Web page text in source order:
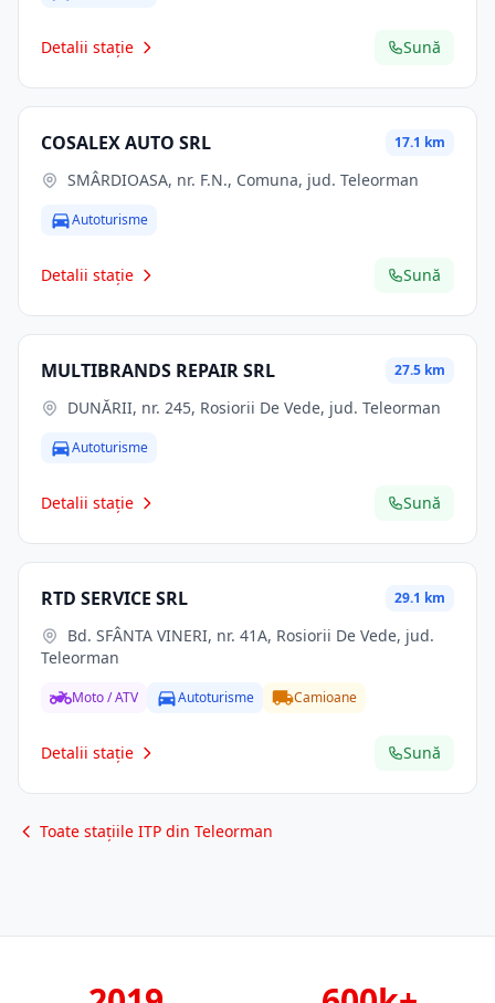
Detalii stație Sună
COSALEX AUTO SRL 17.1 km
SMÂRDIOASA, nr. F.N., Comuna, jud. Teleorman
Autoturisme
Detalii stație Sună
MULTIBRANDS REPAIR SRL 27.5 km
DUNĂRII, nr. 245, Rosiorii De Vede, jud. Teleorman
Autoturisme
Detalii stație Sună
RTD SERVICE SRL 29.1 km
Teleorman
Moto / ATV Autoturisme Camioane
Detalii stație Sună
Toate stațiile ITP din Teleorman